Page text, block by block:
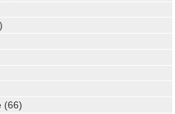
(66)